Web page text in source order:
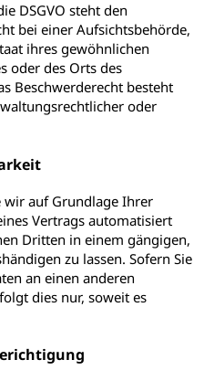
DSGVO steht den
bei einer Aufsichtsbehörde,
ihres gewöhnlichen
oder des Orts des
Beschwerderecht besteht
oder
wir auf Grundlage Ihrer
Vertrags automatisiert
Dritten in einem gängigen,
zu lassen. Sofern Sie
an einen anderen
dies nur, soweit es